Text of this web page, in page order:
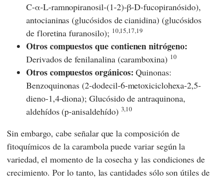
C-α-L-ramnopiranosil-(1-2)-β-D-fucopiranósido),
antocianinas (glucósidos de cianidina) (glucósidos
de floretina furanosilo); 10,15,17,19
Otros compuestos que contienen nitrógeno:
Derivados de fenilanalina (caramboxina) 10
Otros compuestos orgánicos: Quinonas:
Benzoquinonas (2-dodecil-6-metoxiciclohexa-2,5-
dieno-1,4-diona); Glucósido de antraquinona,
aldehídos (p-anisaldehído) 3,10
Sin embargo, cabe señalar que la composición de
fitoquímicos de la carambola puede variar según la
variedad, el momento de la cosecha y las condiciones de
crecimiento. Por lo tanto, las cantidades sólo son útiles de